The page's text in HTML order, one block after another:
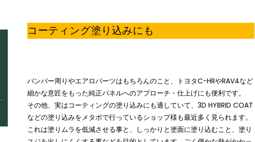
コーティング塗り込みにも
バンパー周りやエアロパーツはもちろんのこと、トヨタC-HRやRAV4など
細かな意匠をもった純正パネルへのアプローチ・仕上げにも便利です。
その他、実はコーティングの塗り込みにも適していて、3D HYBRID COAT
などの塗り込みをメタボで行っているショップ様も最近多く見られます。
これは塗りムラを低減させる事と、しっかりと塗面に塗り込むこと、塗り